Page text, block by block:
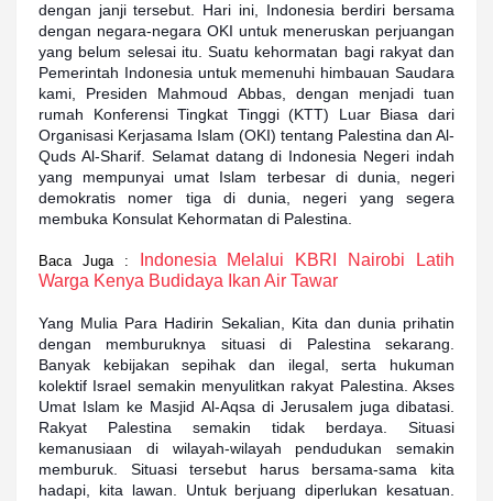
dengan janji tersebut. Hari ini, Indonesia berdiri bersama
dengan negara-negara OKI untuk meneruskan perjuangan
yang belum selesai itu. Suatu kehormatan bagi rakyat dan
Pemerintah Indonesia untuk memenuhi himbauan Saudara
kami, Presiden Mahmoud Abbas, dengan menjadi tuan
rumah Konferensi Tingkat Tinggi (KTT) Luar Biasa dari
Organisasi Kerjasama Islam (OKI) tentang Palestina dan Al-
Quds Al-Sharif. Selamat datang di Indonesia Negeri indah
yang mempunyai umat Islam terbesar di dunia, negeri
demokratis nomer tiga di dunia, negeri yang segera
membuka Konsulat Kehormatan di Palestina.
Baca Juga :
Indonesia Melalui KBRI Nairobi Latih
Warga Kenya Budidaya Ikan Air Tawar
Yang Mulia Para Hadirin Sekalian, Kita dan dunia prihatin
dengan memburuknya situasi di Palestina sekarang.
Banyak kebijakan sepihak dan ilegal, serta hukuman
kolektif Israel semakin menyulitkan rakyat Palestina. Akses
Umat Islam ke Masjid Al-Aqsa di Jerusalem juga dibatasi.
Rakyat Palestina semakin tidak berdaya. Situasi
kemanusiaan di wilayah-wilayah pendudukan semakin
memburuk. Situasi tersebut harus bersama-sama kita
hadapi, kita lawan. Untuk berjuang diperlukan kesatuan.